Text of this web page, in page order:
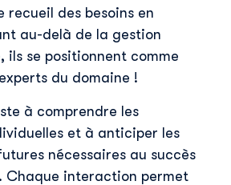
recueil des besoins en
au-delà de la gestion
ils se positionnent comme
du domaine !
à comprendre les
et à anticiper les
nécessaires au succès
Chaque interaction permet